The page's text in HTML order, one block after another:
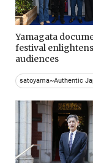
Yamagata
festival
audiences
satoyama~Authentic